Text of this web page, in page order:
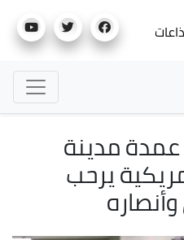
2026: عمدة مدينة
يرحب